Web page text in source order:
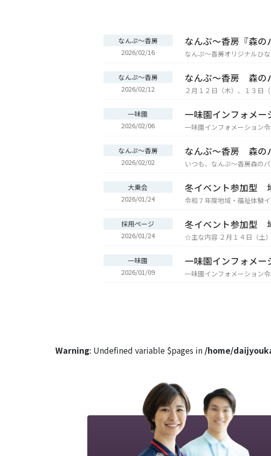
なんぷ～香房
2026/02/16
なんぷ～香房『森
なんぷ～香房オリジナルひなまつりケーキの予約
す。 皆様のご注文を心か
なんぷ～香房
2026/02/12
なんぷ～香房 森の
２月１２日（木）、１３日（金）、１
一味園
2026/02/06
一味園インフォメ
なんぷ～香房
2026/02/02
なんぷ～香房 森の
いつも、なんぷ～香房森のパン屋をご利用い
大乗会
2026/01/24
冬イベント参加型
令和７年度地域・福祉体
定です。 申し込み方法は、次のいずれかの方法でお願いします。 ①参加申込書を印刷し、必要事項ご記入の上、FAXしてくだ
さい。（0167-52-2088） 参加申込書 ②LINE 下記QRコードを読み取り、友達追加をしてか
せください。 ③mail 法人本部（honbu@dijyoukai.jp) または 下記の Googleフォーム からお申込みください。 ④ホーム
「中島」または「鈴木」までご連絡下さい。（0167-52-
採用ページ
2026/01/24
冬イベント参加型
☆主な内容 ２月１４日（土） １０：００頃 現地集合（札幌・旭川・帯広）※集合場所は参加申し込み後にメールでお知ら
ギ釣り・カーリング体験（無料） を体験できます。 １７：
能いただきます～ １９：３０ 宿泊施設「ふらっぷ」において就寝 ２月１５日（日） ９：００ 施設見学・障害福
一味園
2026/01/09
一味園インフォメ
Warning: Undefined variable $pages in /home/